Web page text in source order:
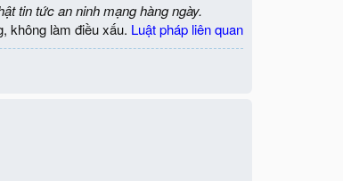
tin tức an ninh mạng hàng ngày.
không làm điều xấu. Luật pháp liên quan